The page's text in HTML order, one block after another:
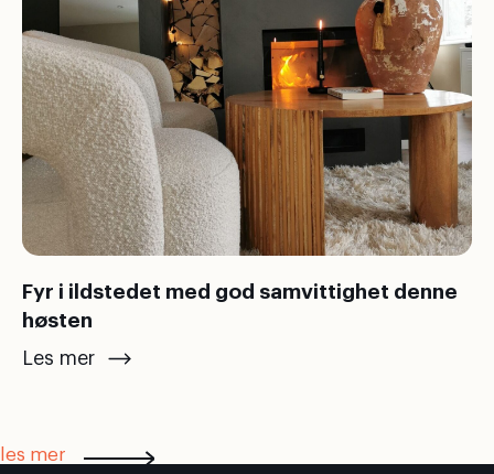
Fyr i ildstedet med god samvittighet denne
høsten
Les mer
les mer